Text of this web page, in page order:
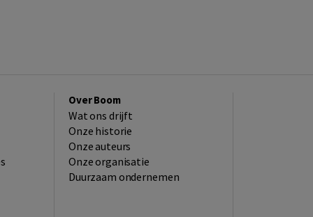
Over Boom
Wat ons drijft
Onze historie
Onze auteurs
Onze organisatie
Duurzaam ondernemen